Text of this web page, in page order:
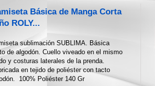
Básica de Manga Corta
ROLY...
sublimación SUBLIMA. Básica
de algodón. Cuello viveado en el mismo
y costuras laterales de la prenda.
en tejido de poliéster con tacto
100% Poliéster 140 Gr